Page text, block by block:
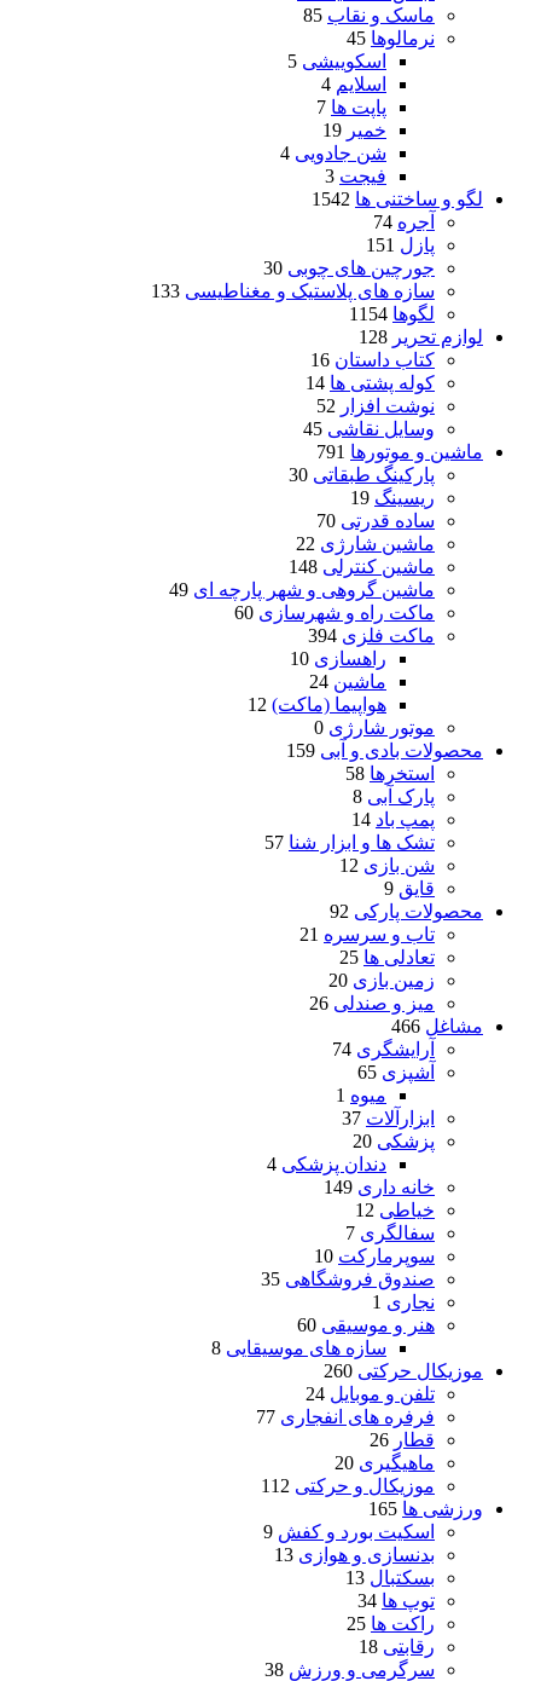
ماسک و نقاب 85
نرمالوها 45
اسکوییشی 5
اسلایم 4
پاپت ها 7
خمیر 19
شن جادویی 4
فیجت 3
لگو و ساختنی ها 1542
آجره 74
پازل 151
جورچین های چوبی 30
سازه های پلاستیک و مغناطیسی 133
لگوها 1154
لوازم تحریر 128
کتاب داستان 16
کوله پشتی ها 14
نوشت افزار 52
وسایل نقاشی 45
ماشین و موتورها 791
پارکینگ طبقاتی 30
ریسینگ 19
ساده قدرتی 70
ماشین شارژی 22
ماشین کنترلی 148
ماشین گروهی و شهر پارچه ای 49
ماکت راه و شهرسازی 60
ماکت فلزی 394
راهسازی 10
ماشین 24
هواپیما (ماکت) 12
موتور شارژی 0
محصولات بادی و آبی 159
استخرها 58
پارک آبی 8
پمپ باد 14
تشک ها و ابزار شنا 57
شن بازی 12
قایق 9
محصولات پارکی 92
تاب و سرسره 21
تعادلی ها 25
زمین بازی 20
میز و صندلی 26
مشاغل 466
آرایشگری 74
آشپزی 65
میوه 1
ابزارآلات 37
پزشکی 20
دندان پزشکی 4
خانه داری 149
خیاطی 12
سفالگری 7
سوپرمارکت 10
صندوق فروشگاهی 35
نجاری 1
هنر و موسیقی 60
سازه های موسیقایی 8
موزیکال حرکتی 260
تلفن و موبایل 24
فرفره های انفجاری 77
قطار 26
ماهیگیری 20
موزیکال و حرکتی 112
ورزشی ها 165
اسکیت بورد و کفش 9
بدنسازی و هوازی 13
بسکتبال 13
توپ ها 34
راکت ها 25
رقابتی 18
سرگرمی و ورزش 38